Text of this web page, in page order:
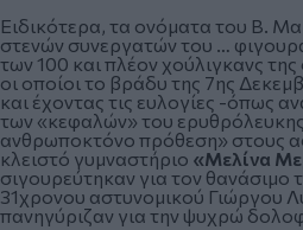
Ειδικότερα, τα ονόματα του Β.
στενών συνεργατών του …
των 100 και πλέον χούλιγκανς
οι οποίοι το βράδυ της 7ης
και έχοντας τις ευλογίες -όπως
των «κεφαλών» του
ανθρωποκτόνο πρόθεση» στους
κλειστό γυμναστήριο «Μελίνα
σιγουρεύτηκαν για τον θανάσιμο
31χρονου αστυνομικού Γιώργου
πανηγύριζαν για την ψυχρώ